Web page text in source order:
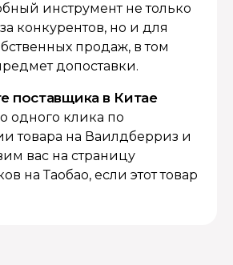
инструмент не только
конкурентов, но и для
продаж, в том
допоставки.
поставщика в Китае
одного клика по
товара на Ваилдберриз и
вас на страницу
на Таобао, если этот товар